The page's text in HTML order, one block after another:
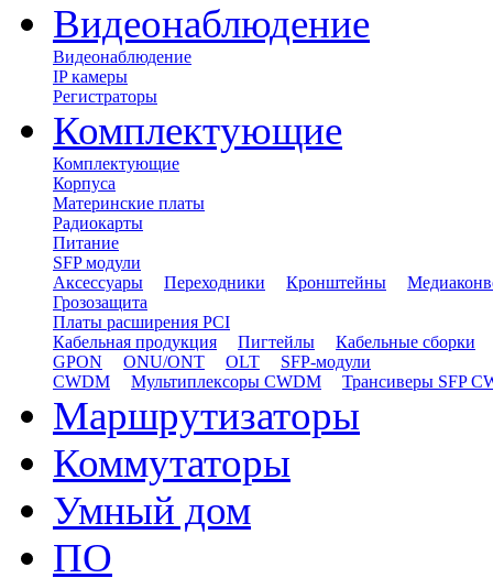
Видеонаблюдение
Видеонаблюдение
IP камеры
Регистраторы
Комплектующие
Комплектующие
Корпуса
Материнские платы
Радиокарты
Питание
SFP модули
Аксессуары
Переходники Кронштейны
Грозозащита
Платы расширения PCI
Кабельная продукция
Пигтейлы
Кабельные сборки
GPON
ONU/ONT OLT
SFP-модули
CWDM
Мультиплексоры CWDM Трансиверы SFP
Маршрутизаторы
Коммутаторы
Умный дом
ПО